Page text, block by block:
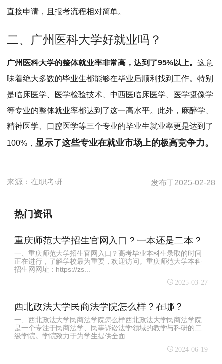
直接申请，且报考流程相对简单‌。
二、广州医科大学好就业吗？
广州医科大学的整体就业率非常高，达到了95%以上。这意
味着绝大多数的毕业生都能够在毕业后顺利找到工作。特别
是临床医学、医学检验技术、中西医临床医学、医学摄像学
等专业的整体就业率都达到了这一高水平。此外，麻醉学、
精神医学、口腔医学等三个专业的毕业生就业率更是达到了
100%， 显示了这些专业在就业市场上的极高竞争力。
来源：在职考研 发布于2025-02-28
热门资讯
重庆师范大学招生官网入口？一本还是二本？
一、重庆师范大学招生官网入口？高考毕业本科生录取的时间
正在进行，了解学校最为重要，欢迎访问。重庆师范大学本科
招生网网址：https://zs...
2025-03-27
西北政法大学民商法学院怎么样？在哪？
一、西北政法大学民商法学院怎么样西北政法大学民商法学院
是一个专注于民商法学、民事诉讼法学领域的教学与科研的二
级学院。学院致力于为学生提供全面...
2024-06-19